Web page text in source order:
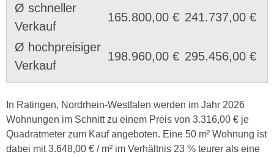
Ø schneller
Verkauf
165.800,00 € 241.737,00 €
Ø hochpreisiger
Verkauf
198.960,00 € 295.456,00 €
In Ratingen, Nordrhein-Westfalen werden im Jahr 2026
Wohnungen im Schnitt zu einem Preis von 3.316,00 € je
Quadratmeter zum Kauf angeboten. Eine 50 m² Wohnung ist
dabei mit 3.648,00 € / m² im Verhältnis 23 % teurer als eine